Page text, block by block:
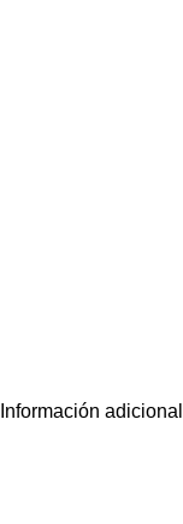
Información adicional